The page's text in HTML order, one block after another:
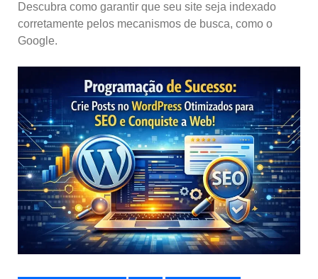
Descubra como garantir que seu site seja indexado
corretamente pelos mecanismos de busca, como o
Google.